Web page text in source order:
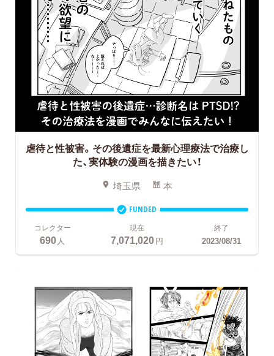
虐待と性被害。その後遺症を最新心理療法で治療し
た、実体験の漫画を描きたい！
埼玉県 本
FUNDED
コレクター
690 人
現在
7,071,020円
終了
2023/08/31